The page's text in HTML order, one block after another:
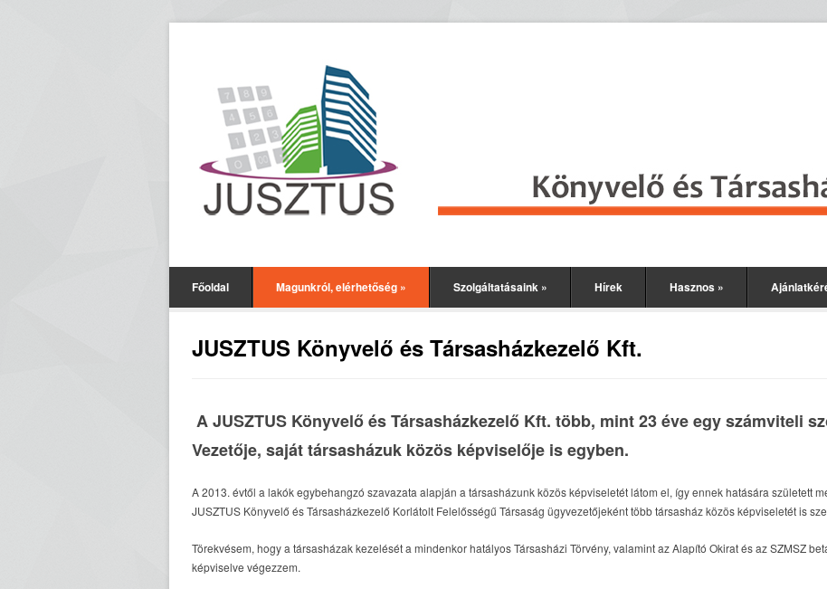
Főoldal Magunkról, elérhetőség » Szolgáltatásaink » Hírek Hasznos »
JUSZTUS Könyvelő és Társasházkezelő Kft.
A JUSZTUS Könyvelő és Társasházkezelő Kft. több, mint 23 éve egy számviteli
Vezetője, saját társasházuk közös képviselője is egyben.
A 2013. évtől a lakók egybehangzó szavazata alapján a társasházunk közös képviseletét látom el, így ennek hatására született
JUSZTUS Könyvelő és Társasházkezelő Korlátolt Felelősségű Társaság ügyvezetőjeként több társasház közös képviseletét is
Törekvésem, hogy a társasházak kezelését a mindenkor hatályos Társasházi Törvény, valamint az Alapító Okirat és az SZMSZ
képviselve végezzem.